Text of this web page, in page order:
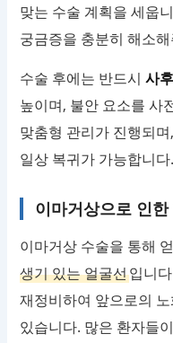
맞는 수술 계획을 세웁
궁금증을 충분히 해소
수술 후에는 반드시사
높이며, 불안 요소를 사
맞춤형 관리가 진행되
일상 복귀가 가능합니다.
이마거상으로 인
이마거상 수술을 통해
생기 있는 얼굴선입니
재정비하여 앞으로의
있습니다. 많은 환자들